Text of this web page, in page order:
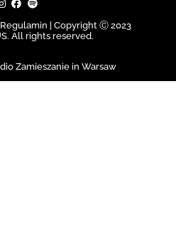
| Copyright Ⓒ 2023
All rights reserved.
Zamieszanie in Warsaw